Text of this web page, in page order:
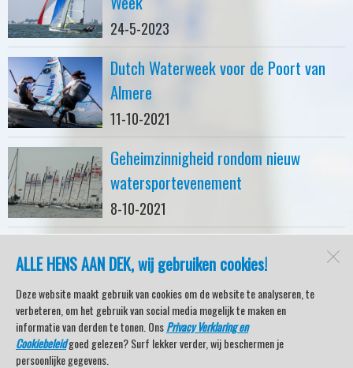
ALLE HENS AAN DEK, wij gebruiken cookies!
Deze website maakt gebruik van cookies om de website te analyseren, te
verbeteren, om het gebruik van social media mogelijk te maken en
informatie van derden te tonen. OnsPrivacy Verklaring en
Cookiebeleidgoed gelezen? Surf lekker verder, wij beschermen je
persoonlijke gegevens.
24-5-2023
Dutch Waterweek voor de Poort van
Almere
11-10-2021
Geheimzinnigheid rondom nieuw
watersportevenement
8-10-2021
watersport-tv
Lemmer
Open desktopversie